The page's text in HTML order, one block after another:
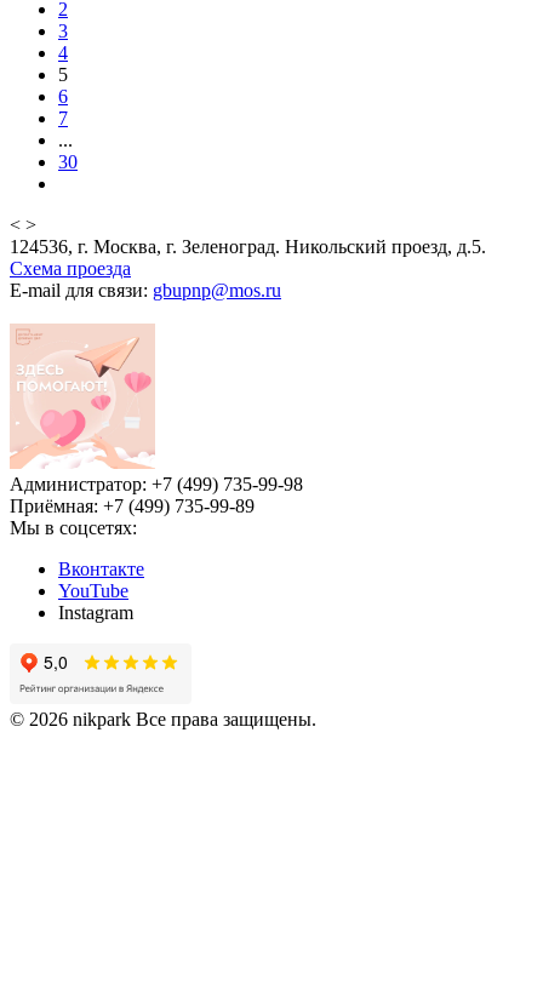
2
3
4
5
6
7
...
30
< >
124536, г. Москва, г. Зеленоград. Никольский проезд, д.5.
Схема проезда
E-mail для связи: gbupnp@mos.ru
Администратор: +7 (499) 735-99-98
Приёмная: +7 (499) 735-99-89
Мы в соцсетях:
Вконтакте
YouTube
Instagram
© 2026 nikpark Все права защищены.